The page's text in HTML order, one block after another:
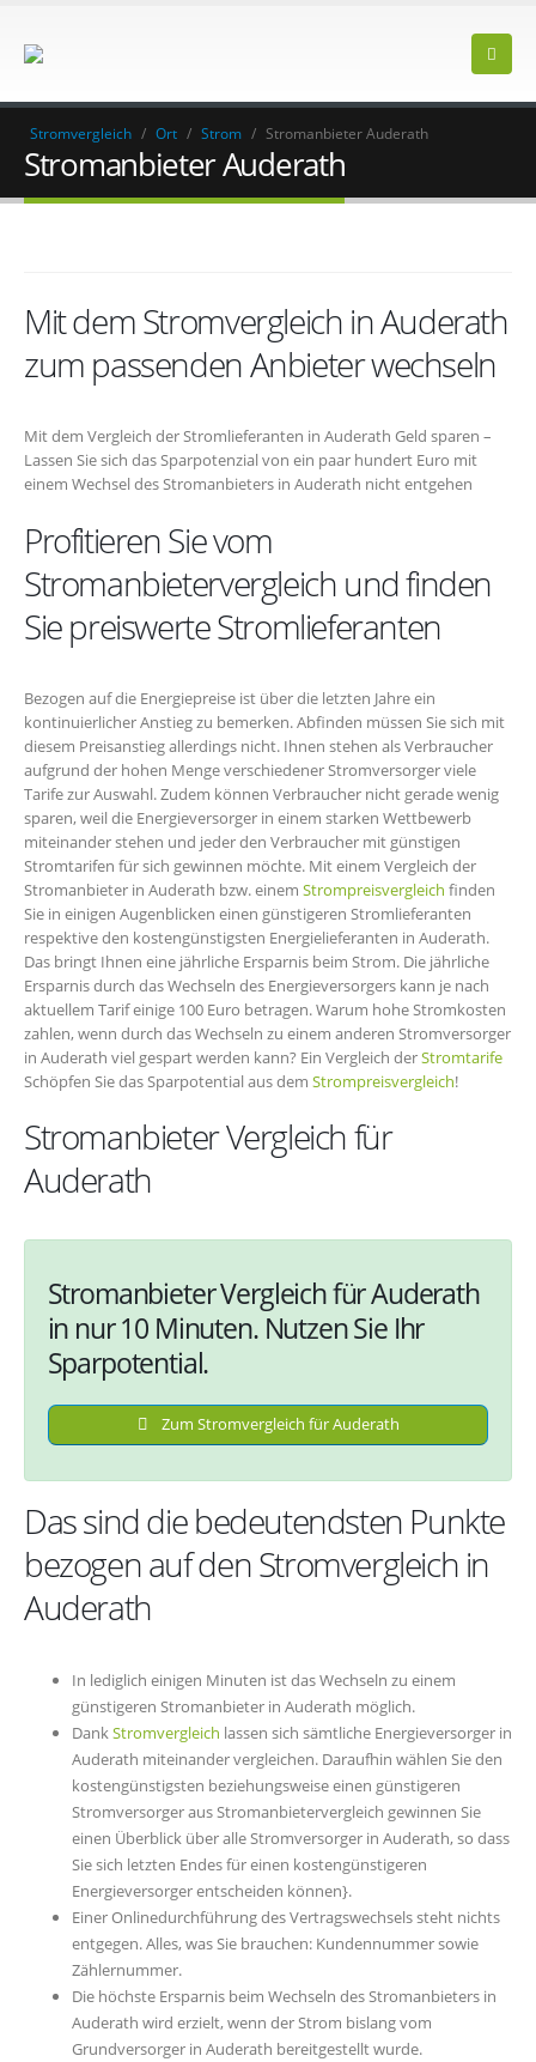
Stromvergleich / Ort / Strom / Stromanbieter Auderath
Stromanbieter Auderath
Mit dem Stromvergleich in Auderath
zum passenden Anbieter wechseln
Mit dem Vergleich der Stromlieferanten in Auderath Geld sparen –
Lassen Sie sich das Sparpotenzial von ein paar hundert Euro mit
einem Wechsel des Stromanbieters in Auderath nicht entgehen
Profitieren Sie vom
Stromanbietervergleich und finden
Sie preiswerte Stromlieferanten
Bezogen auf die Energiepreise ist über die letzten Jahre ein
kontinuierlicher Anstieg zu bemerken. Abfinden müssen Sie sich mit
diesem Preisanstieg allerdings nicht. Ihnen stehen als Verbraucher
aufgrund der hohen Menge verschiedener Stromversorger viele
Tarife zur Auswahl. Zudem können Verbraucher nicht gerade wenig
sparen, weil die Energieversorger in einem starken Wettbewerb
miteinander stehen und jeder den Verbraucher mit günstigen
Stromtarifen für sich gewinnen möchte. Mit einem Vergleich der
Stromanbieter in Auderath bzw. einem Strompreisvergleich finden
Sie in einigen Augenblicken einen günstigeren Stromlieferanten
respektive den kostengünstigsten Energielieferanten in Auderath.
Das bringt Ihnen eine jährliche Ersparnis beim Strom. Die jährliche
Ersparnis durch das Wechseln des Energieversorgers kann je nach
aktuellem Tarif einige 100 Euro betragen. Warum hohe Stromkosten
zahlen, wenn durch das Wechseln zu einem anderen Stromversorger
in Auderath viel gespart werden kann? Ein Vergleich derStromtarife
Schöpfen Sie das Sparpotential aus dem Strompreisvergleich!
Stromanbieter Vergleich für
Auderath
Stromanbieter Vergleich für Auderath
in nur 10 Minuten. Nutzen Sie Ihr
Sparpotential.
Zum Stromvergleich für Auderath
Das sind die bedeutendsten Punkte
bezogen auf den Stromvergleich in
Auderath
In lediglich einigen Minuten ist das Wechseln zu einem
günstigeren Stromanbieter in Auderath möglich.
DankStromvergleich lassen sich sämtliche Energieversorger in
Auderath miteinander vergleichen. Daraufhin wählen Sie den
kostengünstigsten beziehungsweise einen günstigeren
Stromversorger aus Stromanbietervergleich gewinnen Sie
einen Überblick über alle Stromversorger in Auderath, so dass
Sie sich letzten Endes für einen kostengünstigeren
Energieversorger entscheiden können}.
Einer Onlinedurchführung des Vertragswechsels steht nichts
entgegen. Alles, was Sie brauchen: Kundennummer sowie
Zählernummer.
Die höchste Ersparnis beim Wechseln des Stromanbieters in
Auderath wird erzielt, wenn der Strom bislang vom
Grundversorger in Auderath bereitgestellt wurde.